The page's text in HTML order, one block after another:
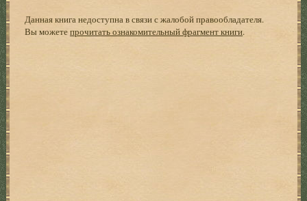
Данная книга недоступна в связи с жалобой правообладателя.
Вы можетепрочитать ознакомительный фрагмент книги.